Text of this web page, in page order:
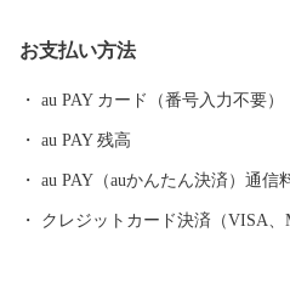
在しています。また、平野部にお
業所が集積し、岡田と樽井にある
な海産物が水揚げされ、海岸部に
ングパーク）を設け、にぎわいを
お支払い方法
au PAY カード（番号入力不要）
au PAY 残高
au PAY（auかんたん決済）通信
クレジットカード決済（VISA、